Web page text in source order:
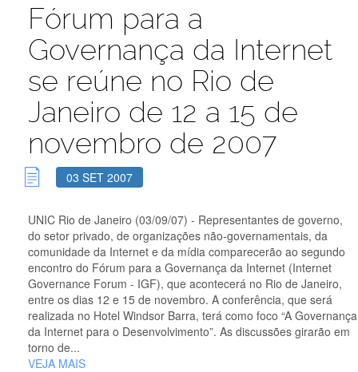
Fórum para a
Governança da Internet
se reúne no Rio de
Janeiro de 12 a 15 de
novembro de 2007
03 SET 2007
UNIC Rio de Janeiro (03/09/07) - Representantes de governo,
do setor privado, de organizações não-governamentais, da
comunidade da Internet e da mídia comparecerão ao segundo
encontro do Fórum para a Governança da Internet (Internet
Governance Forum - IGF), que acontecerá no Rio de Janeiro,
entre os dias 12 e 15 de novembro. A conferência, que será
realizada no Hotel Windsor Barra, terá como foco “A Governança
da Internet para o Desenvolvimento”. As discussões girarão em
torno de...
VEJA MAIS